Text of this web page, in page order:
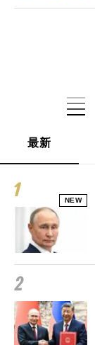
最新
NEW